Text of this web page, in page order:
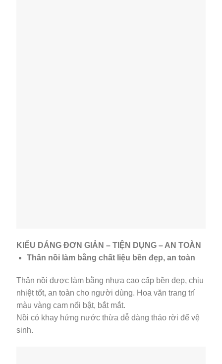
KIỂU DÁNG ĐƠN GIẢN – TIỆN DỤNG – AN TOÀN
Thân nồi làm bằng chất liệu bền đẹp, an toàn
Thân nồi được làm bằng nhựa cao cấp bền đẹp, chịu
nhiệt tốt, an toàn cho người dùng. Hoa văn trang trí
màu vàng cam nổi bật, bắt mắt.
Nồi có khay hứng nước thừa dễ dàng tháo rời để vệ
sinh.